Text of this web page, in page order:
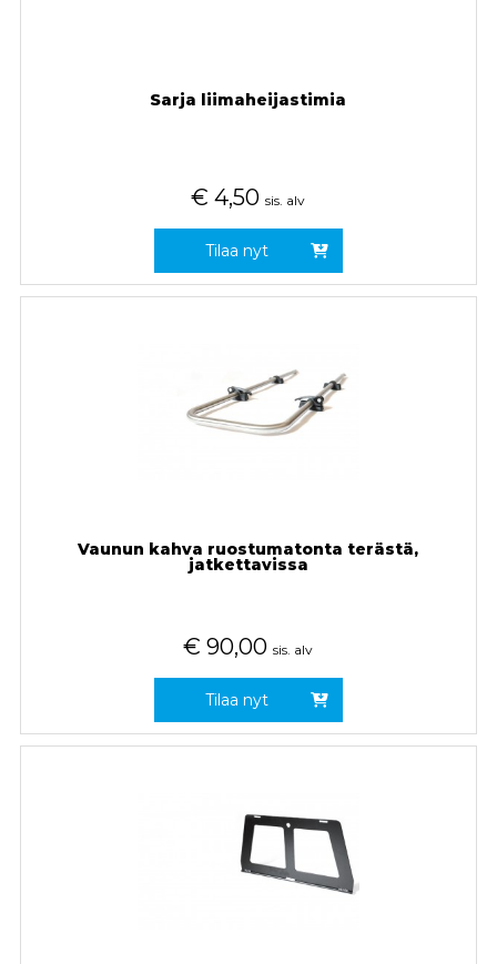
Sarja liimaheijastimia
€ 4,50 sis. alv
Tilaa nyt
Vaunun kahva ruostumatonta terästä,
jatkettavissa
€ 90,00 sis. alv
Tilaa nyt